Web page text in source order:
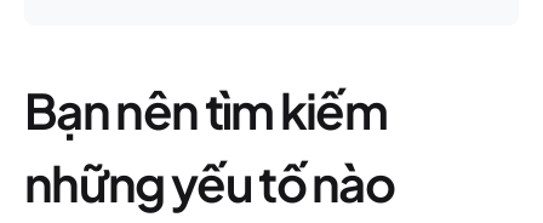
Bạn nên tìm kiếm
những yếu tố nào